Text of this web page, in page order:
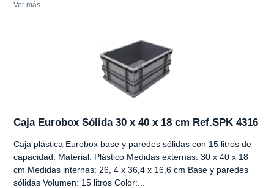
Ver más
Caja Eurobox Sólida 30 x 40 x 18 cm Ref.SPK 4316
Caja plástica Eurobox base y paredes sólidas con 15 litros de
capacidad. Material: Plástico Medidas externas: 30 x 40 x 18
cm Medidas internas: 26, 4 x 36,4 x 16,6 cm Base y paredes
sólidas Volumen: 15 litros Color:...